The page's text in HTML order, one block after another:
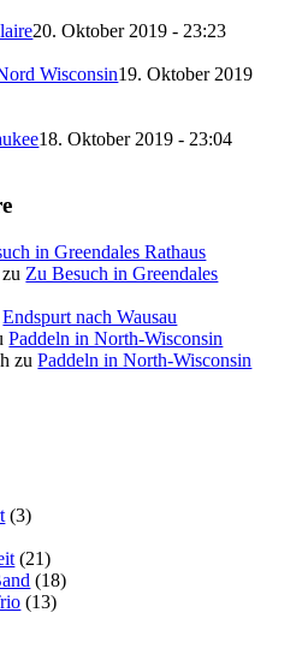
20. Oktober 2019 - 23:23
Wisconsin19. Oktober 2019
18. Oktober 2019 - 23:04
in Greendales Rathaus
zu Zu Besuch in Greendales
Endspurt nach Wausau
Paddeln in North-Wisconsin
zuPaddeln in North-Wisconsin
(3)
(21)
(18)
(13)